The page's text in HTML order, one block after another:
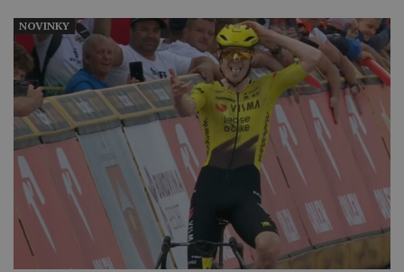
NOVINKY